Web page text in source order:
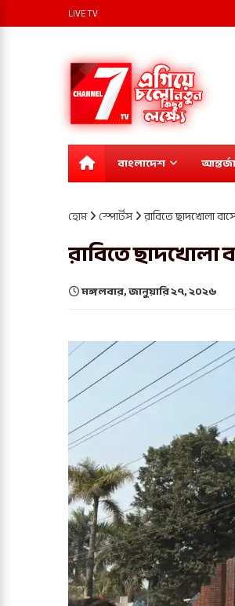
LIVE TV
বাংলাদেশ
হোম স্পোর্টস রাবিতে ছাদখোলা
রাবিতে ছাদখোলা
মঙ্গলবার, জানুয়ারি ২৭, ২০২৬